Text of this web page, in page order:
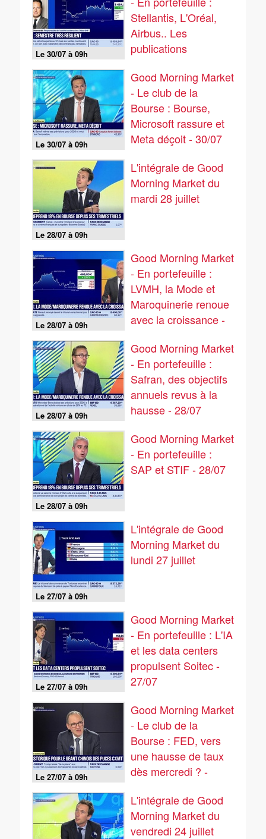
Le 30/07 à 09h
Stellantis, L'Oréal,
Airbus.. Les
publications
Le 30/07 à 09h
Good Morning Market
- Le club de la
Bourse : Bourse,
Microsoft rassure et
Meta déçoit - 30/07
Le 28/07 à 09h
L'intégrale de Good
Morning Market du
mardi 28 juillet
Le 28/07 à 09h
Good Morning Market
- En portefeuille :
LVMH, la Mode et
Maroquinerie renoue
avec la croissance -
Le 28/07 à 09h
Good Morning Market
- En portefeuille :
Safran, des objectifs
annuels revus à la
hausse - 28/07
Le 28/07 à 09h
Good Morning Market
- En portefeuille :
SAP et STIF - 28/07
Le 27/07 à 09h
L'intégrale de Good
Morning Market du
lundi 27 juillet
Le 27/07 à 09h
Good Morning Market
- En portefeuille : L'IA
et les data centers
propulsent Soitec -
27/07
Le 27/07 à 09h
Good Morning Market
- Le club de la
Bourse : FED, vers
une hausse de taux
dès mercredi ? -
L'intégrale de Good
Morning Market du
vendredi 24 juillet